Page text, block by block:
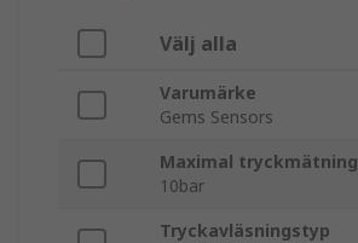
Välj alla
Varumärke
Gems Sensors
Maximal tryckmätning
10bar
Tryckavläsningstyp